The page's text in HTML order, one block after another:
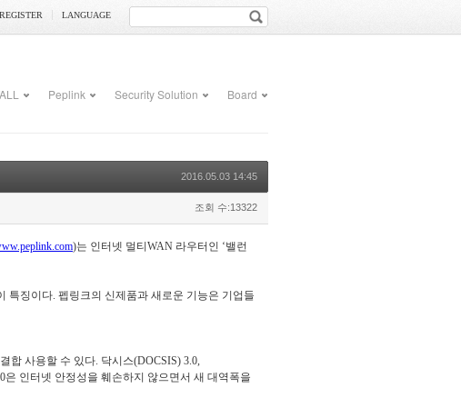
REGISTER LANGUAGE
Peplink Security Solution Board
2016.05.03 14:45
조회 수:13322
)는 인터넷 멀티WAN 라우터인 ‘밸런
특징이다. 펩링크의 신제품과 새로운 기능은 기업들
합 사용할 수 있다. 닥시스(DOCSIS) 3.0,
은 인터넷 안정성을 훼손하지 않으면서 새 대역폭을